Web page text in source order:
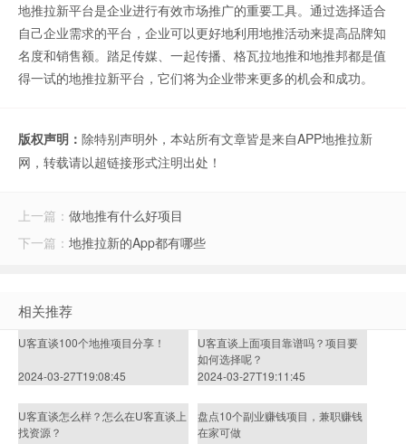
地推拉新平台是企业进行有效市场推广的重要工具。通过选择适合
自己企业需求的平台，企业可以更好地利用地推活动来提高品牌知
名度和销售额。踏足传媒、一起传播、格瓦拉地推和地推邦都是值
得一试的地推拉新平台，它们将为企业带来更多的机会和成功。
版权声明： 除特别声明外，本站所有文章皆是来自APP地推拉新
网，转载请以超链接形式注明出处！
上一篇： 做地推有什么好项目
下一篇： 地推拉新的App都有哪些
相关推荐
U客直谈100个地推项目分享！
2024-03-27T19:08:45
U客直谈上面项目靠谱吗？项目要
如何选择呢？
2024-03-27T19:11:45
U客直谈怎么样？怎么在U客直谈上
找资源？
盘点10个副业赚钱项目，兼职赚钱
在家可做